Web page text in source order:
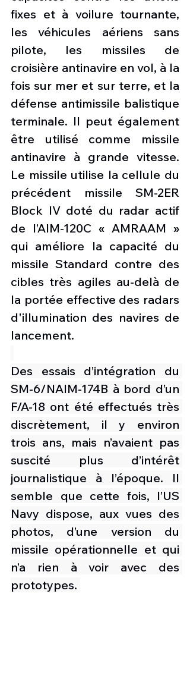
fixes et à voilure tournante,
les véhicules aériens sans
pilote, les missiles de
croisière antinavire en vol, à la
fois sur mer et sur terre, et la
défense antimissile balistique
terminale. Il peut également
être utilisé comme missile
antinavire à grande vitesse.
Le missile utilise la cellule du
précédent missile SM-2ER
Block IV doté du radar actif
de l’AIM-120C « AMRAAM »
qui améliore la capacité du
missile Standard contre des
cibles très agiles au-delà de
la portée effective des radars
d'illumination des navires de
lancement.
Des essais d’intégration du
SM-6/NAIM-174B à bord d’un
F/A-18 ont été effectués très
discrètement, il y environ
trois ans, mais n’avaient pas
suscité plus d’intérêt
journalistique à l’époque. Il
semble que cette fois, l’US
Navy dispose, aux vues des
photos, d’une version du
missile opérationnelle et qui
n’a rien à voir avec des
prototypes.